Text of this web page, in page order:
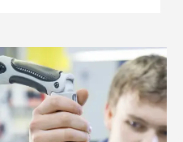
Hizmetler İş Yeri Çözümleri